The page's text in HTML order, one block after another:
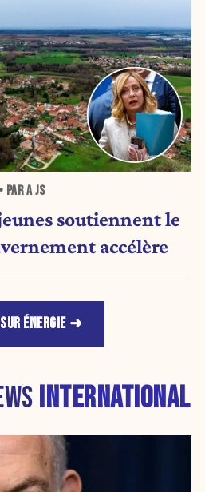
PAR A JS
soutiennent le
accélère
ÉNERGIE
INTERNATIONAL